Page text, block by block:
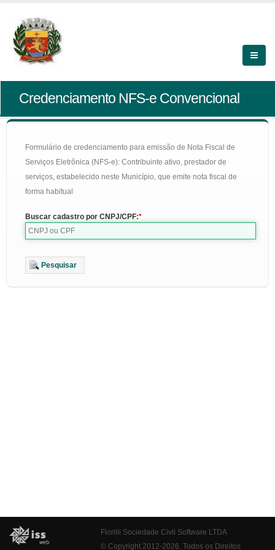
Credenciamento NFS-e Convencional
Formulário de credenciamento para emissão de Nota Fiscal de
Serviços Eletrônica (NFS-e): Contribuinte ativo, prestador de
serviços, estabelecido neste Município, que emite nota fiscal de
forma habitual
Buscar cadastro por CNPJ/CPF:
Pesquisar
Fiorilli Sociedade Civil Software LTDA
© Copyright 2012-2026. Todos os Direitos